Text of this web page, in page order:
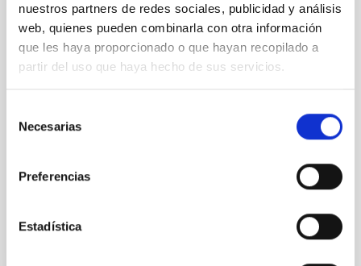
nuestros partners de redes sociales, publicidad y análisis
web, quienes pueden combinarla con otra información
que les haya proporcionado o que hayan recopilado a
partir del uso que haya hecho de sus servicios.
Necesarias
Preferencias
Estadística
espacio ha permitido la
creación de catálogos con un
amplio número de eventos de
oscilaciones en bucles
eventos se representa frente a